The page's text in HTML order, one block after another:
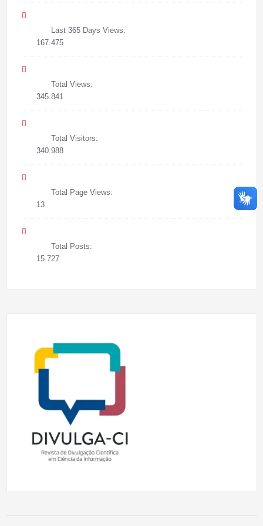
Last 365 Days Views:
167.475
Total Views:
345.841
Total Visitors:
340.988
Total Page Views:
13
Total Posts:
15.727